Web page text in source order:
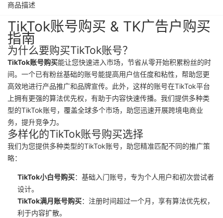
商品描述
TikTok账号购买 & TK广告户购买
指南
为什么要购买TikTok账号？
TikTok账号购买能让您快速进入市场，节省从零开始积累粉丝的时
间。一个已有粉丝基础的账号能提高用户信任度和粘性，帮助您更
高效地进行产品推广和品牌宣传。此外，这样的账号在TikTok平台
上拥有更强的算法优先权，有助于内容快速传播。我们提供多种类
型的TikTok账号，覆盖全球多个市场，助您迅速开展跨境电商业
务，提升竞争力。
多样化的TikTok账号购买选择
我们为您提供多种类型的TikTok账号，助您精准匹配不同的推广策
略：
TikTok小白号购买：基础入门账号，专为个人用户和初次尝试者
设计。
TikTok满月账号购买：注册时间超过一个月，享有算法优先权，
利于内容扩散。